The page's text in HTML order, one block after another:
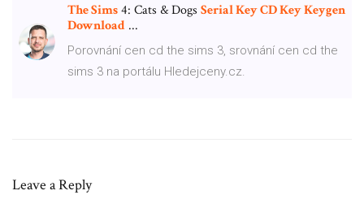
The Sims4: Cats & Dogs Serial Key CD Key Keygen
Download ...
Porovnání cen cd the sims 3, srovnání cen cd the
sims 3 na portálu Hledejceny.cz.
Leave a Reply